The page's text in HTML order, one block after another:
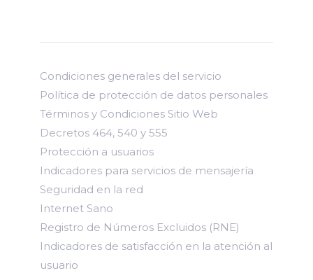
Condiciones generales del servicio
Política de protección de datos personales
Términos y Condiciones Sitio Web
Decretos 464, 540 y 555
Protección a usuarios
Indicadores para servicios de mensajería
Seguridad en la red
Internet Sano
Registro de Números Excluidos (RNE)
Indicadores de satisfacción en la atención al
usuario